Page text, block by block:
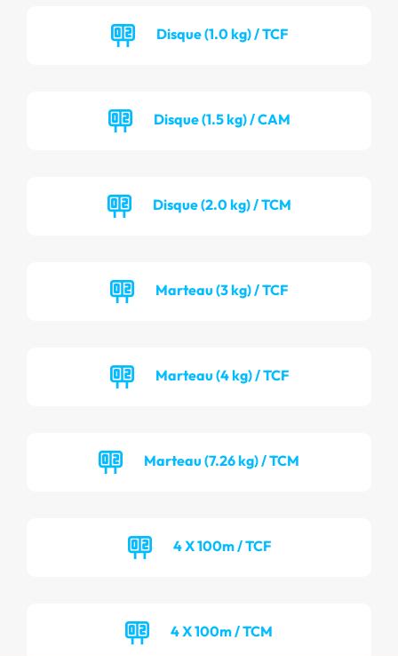
Disque (1.0 kg) / TCF
Disque (1.5 kg) / CAM
Disque (2.0 kg) / TCM
Marteau (3 kg) / TCF
Marteau (4 kg) / TCF
Marteau (7.26 kg) / TCM
4 X 100m / TCF
4 X 100m / TCM